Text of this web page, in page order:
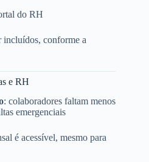
do RH
incluídos, conforme a
e RH
: colaboradores faltam menos
emergenciais
é acessível, mesmo para